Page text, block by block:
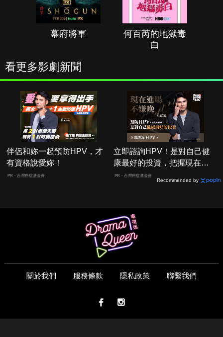
幕府將軍
何百芮的地獄毒
白
看更多影劇新聞
伴侶和妳一起預防HPV，才
有資格說愛妳！
PR・台灣癌症基金會
立即諮詢HPV！是對自己健
康最好的投資，把握現在不
嫌晚！
PR・台灣癌症基金會
Recommended by
關於我們 服務條款 隱私政策 聯繫我們